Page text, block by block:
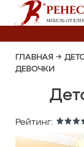
ГЛАВНАЯ →
ДЕВОЧКИ
Рейтинг: